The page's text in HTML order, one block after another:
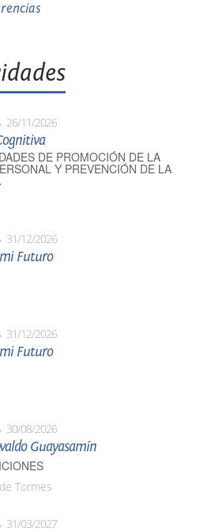
26/11/2026
DE PROMOCIÓN DE LA
Y PREVENCIÓN DE LA
31/12/2026
Futuro
31/12/2026
Futuro
30/08/2026
Guayasamín
Tormes
31/03/2027